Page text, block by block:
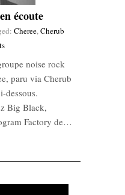
écoute
Cheree,Cherub
noise rock
paru via Cherub
dessous.
Big Black,
Factory de…